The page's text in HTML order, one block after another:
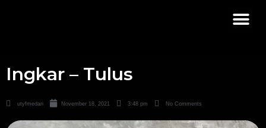
Ingkar – Tulus
utyfmedari November 18, 2021 3:48 pm No Comments